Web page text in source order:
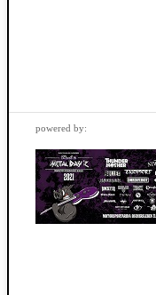
powered by: